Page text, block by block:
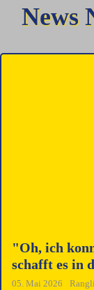
News
"Oh, ich
schafft es in
05. Mai 2026